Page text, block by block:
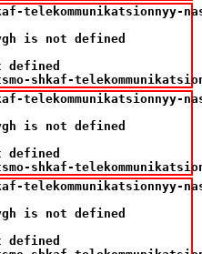
is not defined
defined
shkaf-
is not defined
defined
shkaf-
is not defined
defined